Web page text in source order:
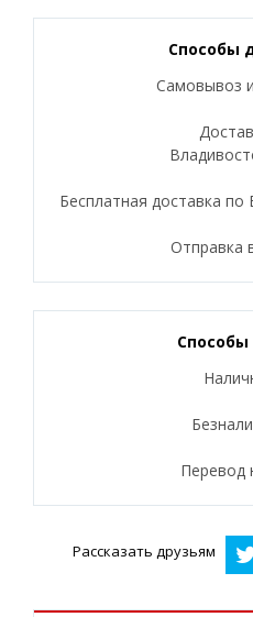
Способы
Самовывоз
Бесплатная доставка по
Отправка
Перевод
Рассказать друзьям